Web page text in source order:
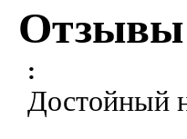
:
Достойный